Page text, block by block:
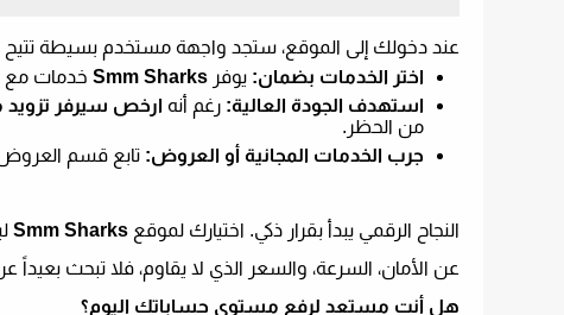
​عند دخولك إلى الموقع، ستجد واجهة مستخدم بسيطة تتيح
اختر الخدمات بضمان: يوفرSmm Sharks خدمات
استهدف الجودة العالية: رغم أنه ارخص سيرفر تزويد
من الحظر.
جرب الخدمات المجانية أو العروض: تابع قسم
​النجاح الرقمي يبدأ بقرار ذكي. اختيارك لموقعSmm Sharks
عن الأمان، السرعة، والسعر الذي لا يقاوم، فلا تبحث بعيداً
هل أنت مستعد لرفع مستوى حساباتك اليوم؟